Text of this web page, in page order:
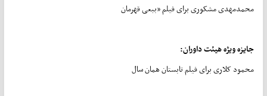
محمدمهدی مشکوری برای فیلم «ببعی قهرمان
جایزه ویژه هیئت داوران:
محمود کلاری برای فیلم تابستان همان سال